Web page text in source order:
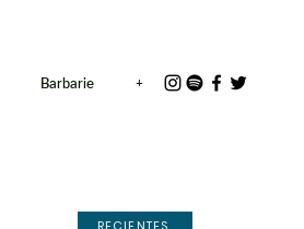
Barbarie +
RECIENTES